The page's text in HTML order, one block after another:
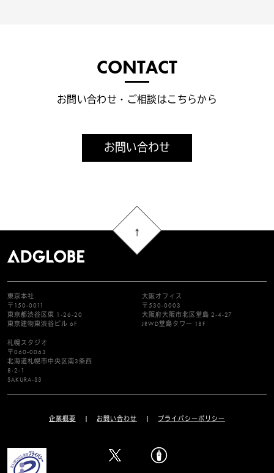
CONTACT
お問い合わせ・ご相談はこちらから
お問い合わせ
東京本社
〒150-0011
東京都渋谷区東 1-26-20
東京建物東渋谷ビル 6F
大阪オフィス
〒530-0003
大阪府大阪市北区堂島 2-4-27
JRWD堂島タワー 18F
札幌スタジオ
〒060-0063
北海道札幌市中央区南3条西
8-2-1
SAKURA-S3
企業概要 お問い合わせ プライバシーポリシー